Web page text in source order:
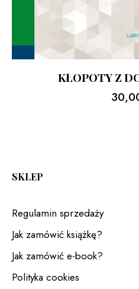
KŁOPOTY Z
SKLEP
Regulamin sprzedaży
Jak zamówić książkę?
Jak zamówić e-book?
Polityka cookies